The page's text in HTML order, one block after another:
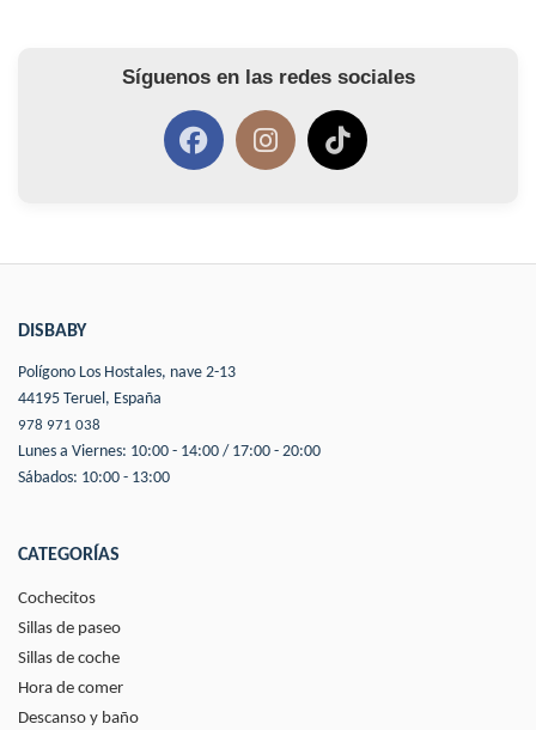
Síguenos en las redes sociales
DISBABY
Polígono Los Hostales, nave 2-13
44195 Teruel, España
978 971 038
Lunes a Viernes: 10:00 - 14:00 / 17:00 - 20:00
Sábados: 10:00 - 13:00
CATEGORÍAS
Cochecitos
Sillas de paseo
Sillas de coche
Hora de comer
Descanso y baño